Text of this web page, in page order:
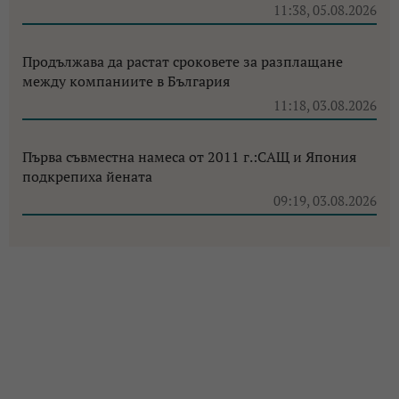
11:38, 05.08.2026
Продължава да растат сроковете за разплащане
между компаниите в България
11:18, 03.08.2026
Първа съвместна намеса от 2011 г.:САЩ и Япония
подкрепиха йената
09:19, 03.08.2026